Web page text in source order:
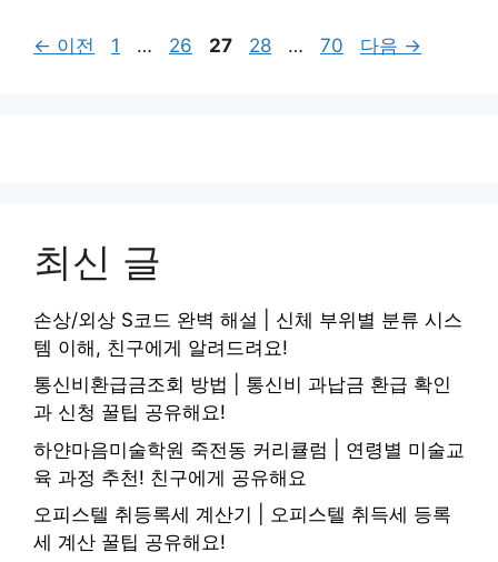
← 이전
페
1 …
페
26
페
27
페
28 …
페
70 다음 →
최신 글
손상/외상 S코드 완벽 해설 | 신체 부위별 분류 시스
템 이해, 친구에게 알려드려요!
통신비환급금조회 방법 | 통신비 과납금 환급 확인
과 신청 꿀팁 공유해요!
하얀마음미술학원 죽전동 커리큘럼 | 연령별 미술교
육 과정 추천! 친구에게 공유해요
오피스텔 취등록세 계산기 | 오피스텔 취득세 등록
세 계산 꿀팁 공유해요!